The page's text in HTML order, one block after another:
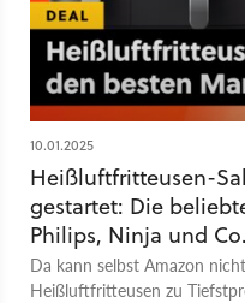
10.01.2025
Heißluftfritteusen-
gestartet: Die
Philips, Ninja und
reduziert!
Da kann selbst Amazon
Heißluftfritteusen zu